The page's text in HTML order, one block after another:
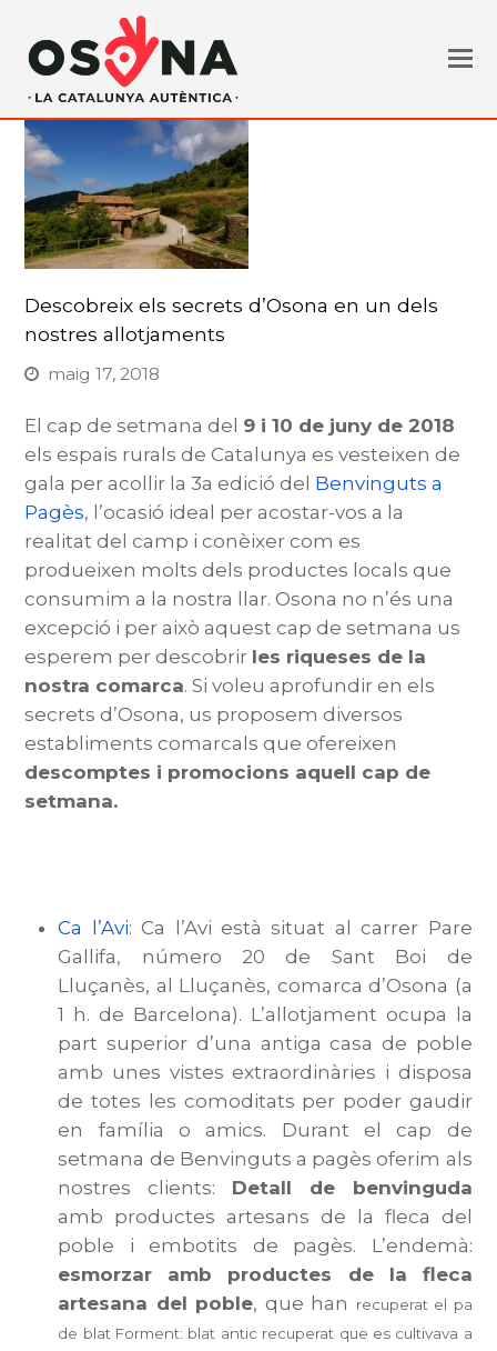
Descobreix els secrets d’Osona en un dels
nostres allotjaments
maig 17, 2018
El cap de setmana del 9 i 10 de juny de 2018
els espais rurals de Catalunya es vesteixen de
gala per acollir la 3a edició del Benvinguts a
Pagès, l’ocasió ideal per acostar-vos a la
realitat del camp i conèixer com es
produeixen molts dels productes locals que
consumim a la nostra llar. Osona no n’és una
excepció i per això aquest cap de setmana us
esperem per descobrir les riqueses de la
nostra comarca. Si voleu aprofundir en els
secrets d’Osona, us proposem diversos
establiments comarcals que ofereixen
descomptes i promocions aquell cap de
setmana.
Ca l’Avi:Ca l’Avi està situat al carrer Pare
Gallifa, número 20 de Sant Boi de
Lluçanès, al Lluçanès, comarca d’Osona (a
1 h. de Barcelona). L’allotjament ocupa la
part superior d’una antiga casa de poble
amb unes vistes extraordinàries i disposa
de totes les comoditats per poder gaudir
en família o amics. Durant el cap de
setmana de Benvinguts a pagès oferim als
nostres clients: Detall de benvinguda
amb productes artesans de la fleca del
poble i embotits de pagès. L’endemà:
esmorzar amb productes de la fleca
artesana del poble, que han
recuperat el pa
de blat Forment: blat antic recuperat que es cultivava a